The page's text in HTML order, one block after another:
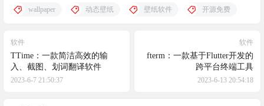
wallpaper 动态壁纸 壁纸软件 开源免费
软件
TTime：一款简洁高效的输
入、截图、划词翻译软件
2023-6-7 21:50:37
软件
fterm：一款基于Flutter开发的
跨平台终端工具
2023-6-13 20:54:18